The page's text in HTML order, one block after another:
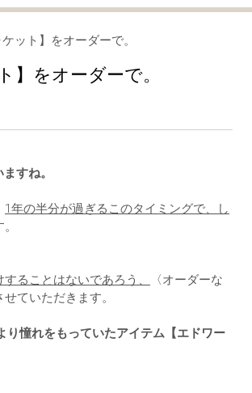
ット】をオーダーで。
をオーダーで。
すね。
1年の半分が過ぎるこのタイミングで、し
ることはないであろう、
〈オーダーな
ていただきます。
り憧れをもっていたアイテム【エドワー